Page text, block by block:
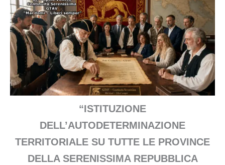
“ISTITUZIONE
DELL’AUTODETERMINAZIONE
TERRITORIALE SU TUTTE LE PROVINCE
DELLA SERENISSIMA REPUBBLICA